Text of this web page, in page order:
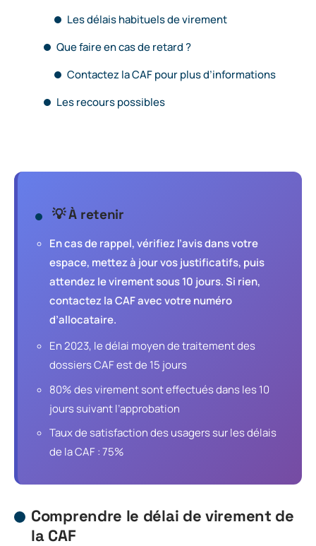
Les délais habituels de virement
Que faire en cas de retard ?
Contactez la CAF pour plus d’informations
Les recours possibles
💡 À retenir
En cas de rappel, vérifiez l’avis dans votre
espace, mettez à jour vos justificatifs, puis
attendez le virement sous 10 jours. Si rien,
contactez la CAF avec votre numéro
d’allocataire.
En 2023, le délai moyen de traitement des
dossiers CAF est de 15 jours
80% des virement sont effectués dans les 10
jours suivant l’approbation
Taux de satisfaction des usagers sur les délais
de la CAF : 75%
Comprendre le délai de virement de
la CAF